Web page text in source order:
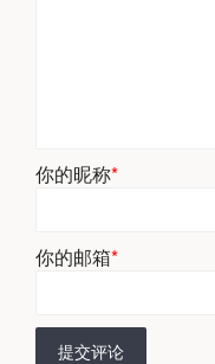
你的昵称*
你的邮箱*
提交评论